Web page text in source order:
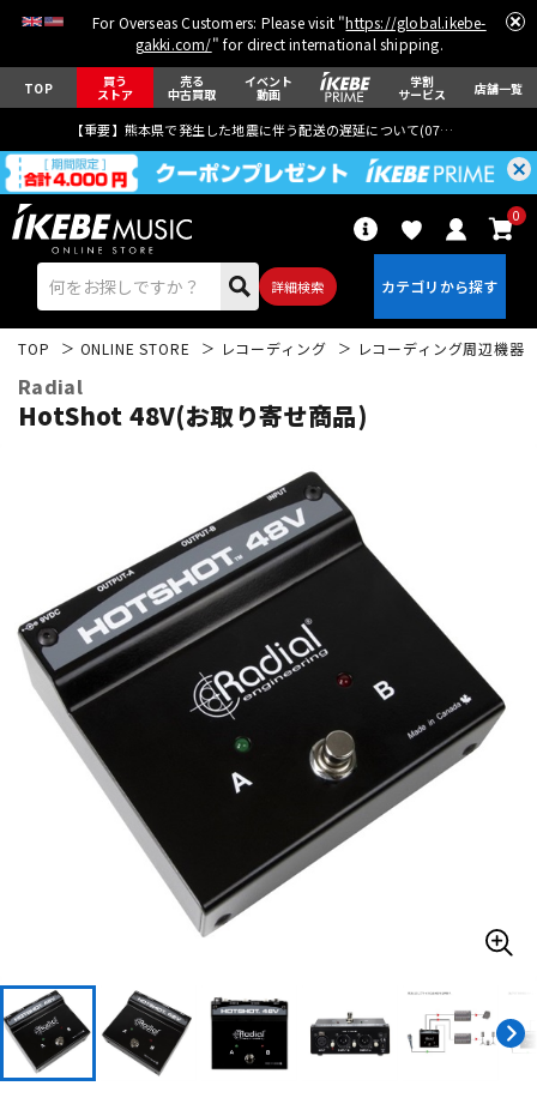
For Overseas Customers: Please visit "https://global.ikebe-
gakki.com/" for direct international shipping.
TOP 買う
ストア
売る
中古買取
イベント
動画
学割
サービス 店舗一覧
【重要】熊本県で発生した地震に伴う配送の遅延について(07月29日
詳細検索
0
ベース ウクレレ
ドラム
電子ピアノ
管楽器 その他楽器
DJ機器
TOP ONLINE STORE レコーディング レコーディング周辺機器
Radial
HotShot 48V(お取り寄せ商品)